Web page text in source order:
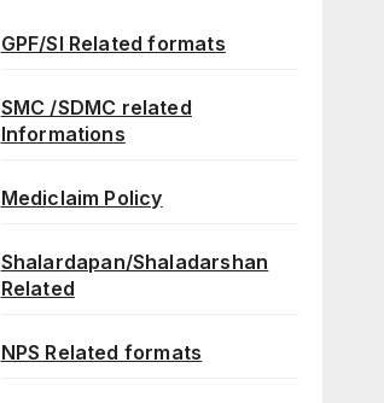
GPF/SI Related formats
SMC /SDMC related
Informations
Mediclaim Policy
Shalardapan/Shaladarshan
Related
NPS Related formats